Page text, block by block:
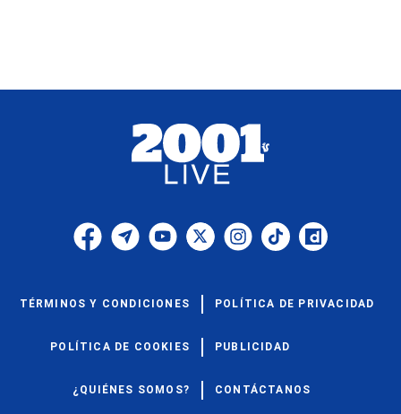
TÉRMINOS Y CONDICIONES POLÍTICA DE PRIVACIDAD
POLÍTICA DE COOKIES PUBLICIDAD
¿QUIÉNES SOMOS? CONTÁCTANOS